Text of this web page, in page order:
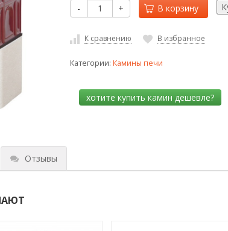
- + В корзину
К сравнению В избранное
Категории: Камины печи
Отзывы